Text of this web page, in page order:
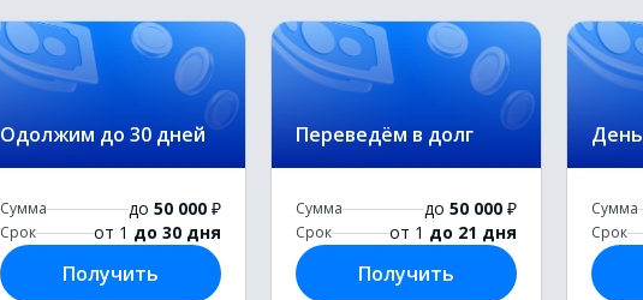
Одолжим до 30 дней
Сумма до 50 000 ₽
Срок от 1 до 30 дня
Получить
Переведём в долг
Сумма до 50 000 ₽
Срок от 1 до 21 дня
Получить
Сумма
Срок